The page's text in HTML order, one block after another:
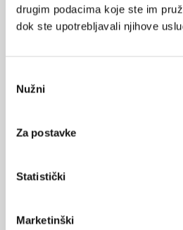
drugim podacima koje ste im
dok ste upotrebljavali njihove
pristanka
Nužni
Za postavke
Statistički
Marketinški
11.09.2023.
17.01.2023.
Nove spoznaje u istraživanju
NAJPOPULARNIJE